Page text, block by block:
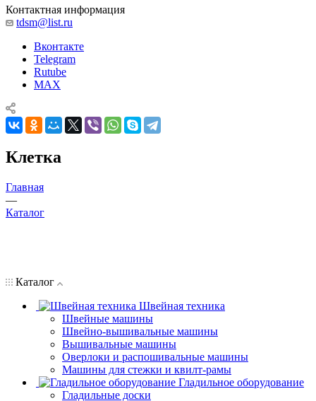
Контактная информация
tdsm@list.ru
Вконтакте
Telegram
Rutube
MAX
Клетка
Главная
—
Каталог
Каталог
Швейная техника
Швейные машины
Швейно-вышивальные машины
Вышивальные машины
Оверлоки и распошивальные машины
Машины для стежки и квилт-рамы
Гладильное оборудование
Гладильные доски